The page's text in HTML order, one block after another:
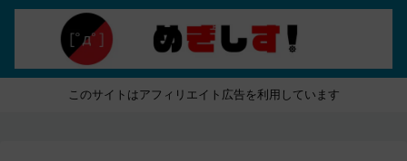
このサイトはアフィリエイト広告を利用しています